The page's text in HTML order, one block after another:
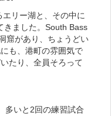
リー湖と、その中に
きました。South Bass
窟があり、ちょうどい
も、港町の雰囲気で
たり、全員そろって
多いと2回の練習試合